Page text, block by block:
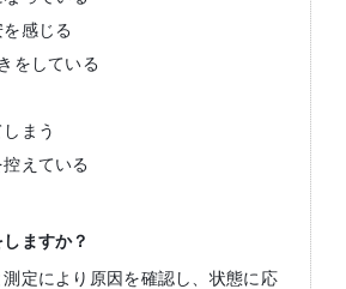
感じる
をしている
まう
えている
ますか？
定により原因を確認し、状態に応